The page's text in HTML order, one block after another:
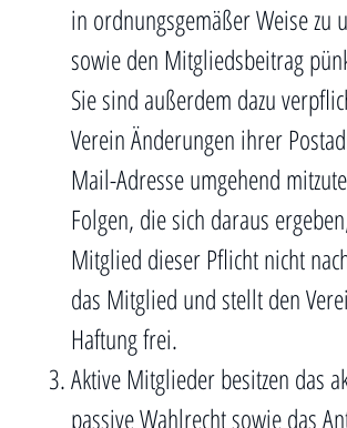
in ordnungsgemäßer Weise zu
sowie den Mitgliedsbeitrag
Sie sind außerdem dazu
Verein Änderungen ihrer
Mail-Adresse umgehend
Folgen, die sich daraus
Mitglied dieser Pflicht nicht
das Mitglied und stellt den
Haftung frei.
Aktive Mitglieder besitzen das
passive Wahlrecht sowie das